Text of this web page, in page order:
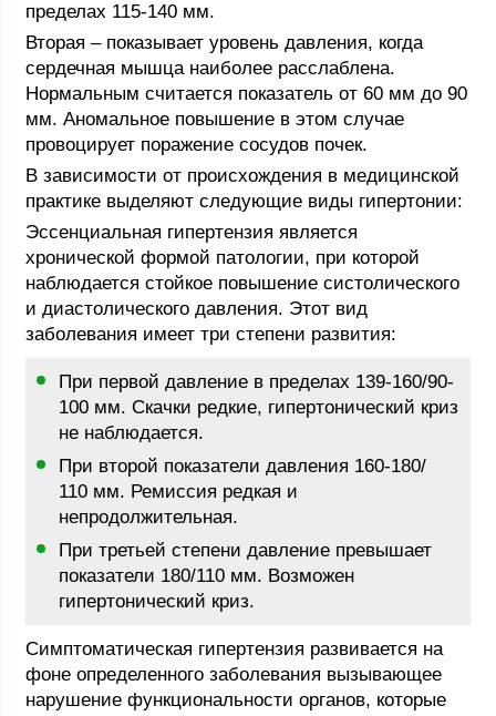
пределах 115-140 мм.
Вторая – показывает уровень давления, когда
сердечная мышца наиболее расслаблена.
Нормальным считается показатель от 60 мм до 90
мм. Аномальное повышение в этом случае
провоцирует поражение сосудов почек.
В зависимости от происхождения в медицинской
практике выделяют следующие виды гипертонии:
Эссенциальная гипертензия является
хронической формой патологии, при которой
наблюдается стойкое повышение систолического
и диастолического давления. Этот вид
заболевания имеет три степени развития:
При первой давление в пределах 139-160/90-
100 мм. Скачки редкие, гипертонический криз
не наблюдается.
При второй показатели давления 160-180/
110 мм. Ремиссия редкая и
непродолжительная.
При третьей степени давление превышает
показатели 180/110 мм. Возможен
гипертонический криз.
Симптоматическая гипертензия развивается на
фоне определенного заболевания вызывающее
нарушение функциональности органов, которые